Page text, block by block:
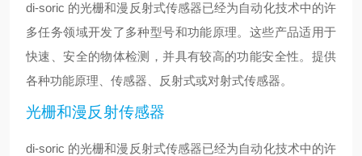
di-soric 的光栅和漫反射式传感器已经为自动化技术中的许
多任务领域开发了多种型号和功能原理。这些产品适用于
快速、安全的物体检测，并具有较高的功能安全性。提供
各种功能原理、传感器、反射式或对射式传感器。
光栅和漫反射传感器
di-soric 的光栅和漫反射式传感器已经为自动化技术中的许